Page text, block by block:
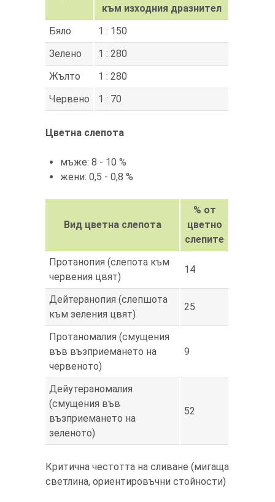
към изходния дразнител
Бяло
1 : 150
Зелено
1 : 280
Жълто
1 : 280
Червено
1 : 70
Цветна слепота
мъже: 8 - 10 %
жени: 0,5 - 0,8 %
Вид цветна слепота
% от
цветно
слепите
Протанопия (слепота към
червения цвят)
14
Дейтеранопия (слепшота
към зеления цвят)
25
Протаномалия (смущения
във възприемането на
червеното)
9
Дейутераномалия
(смущения във
възприемането на
зеленото)
52
Критична честотта на сливане (мигаща
светлина, ориентировъчни стойности)